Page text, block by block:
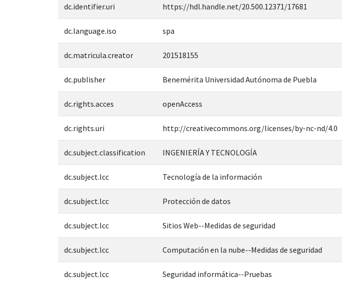
dc.identifier.uri https://hdl.handle.net/20.500.12371/17681
dc.language.iso spa
dc.matricula.creator 201518155
dc.publisher Benemérita Universidad Autónoma de Puebla
dc.rights.acces openAccess
dc.rights.uri http://creativecommons.org/licenses/by-nc-nd/4.0
dc.subject.classification INGENIERÍA Y TECNOLOGÍA
dc.subject.lcc Tecnología de la información
dc.subject.lcc Protección de datos
dc.subject.lcc Sitios Web--Medidas de seguridad
dc.subject.lcc Computación en la nube--Medidas de seguridad
dc.subject.lcc Seguridad informática--Pruebas